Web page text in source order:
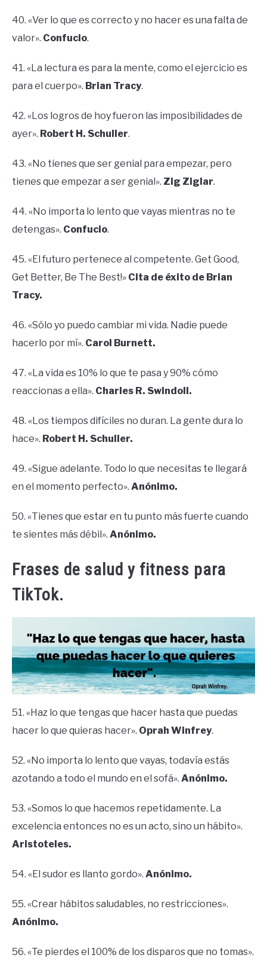
40. «Ver lo que es correcto y no hacer es una falta de
valor». Confucio.
41. «La lectura es para la mente, como el ejercicio es
para el cuerpo». Brian Tracy.
42. «Los logros de hoy fueron las imposibilidades de
ayer». Robert H. Schuller.
43. «No tienes que ser genial para empezar, pero
tienes que empezar a ser genial». Zig Ziglar.
44. «No importa lo lento que vayas mientras no te
detengas». Confucio.
45. «El futuro pertenece al competente. Get Good,
Get Better, Be The Best!» Cita de éxito de Brian
Tracy.
46. «Sólo yo puedo cambiar mi vida. Nadie puede
hacerlo por mí». Carol Burnett.
47. «La vida es 10% lo que te pasa y 90% cómo
reaccionas a ella». Charles R. Swindoll.
48. «Los tiempos difíciles no duran. La gente dura lo
hace». Robert H. Schuller.
49. «Sigue adelante. Todo lo que necesitas te llegará
en el momento perfecto». Anónimo.
50. «Tienes que estar en tu punto más fuerte cuando
te sientes más débil». Anónimo.
Frases de salud y fitness para
TikTok.
51. «Haz lo que tengas que hacer hasta que puedas
hacer lo que quieras hacer». Oprah Winfrey.
52. «No importa lo lento que vayas, todavía estás
azotando a todo el mundo en el sofá». Anónimo.
53. «Somos lo que hacemos repetidamente. La
excelencia entonces no es un acto, sino un hábito».
Aristoteles.
54. «El sudor es llanto gordo». Anónimo.
55. «Crear hábitos saludables, no restricciones».
Anónimo.
56. «Te pierdes el 100% de los disparos que no tomas».